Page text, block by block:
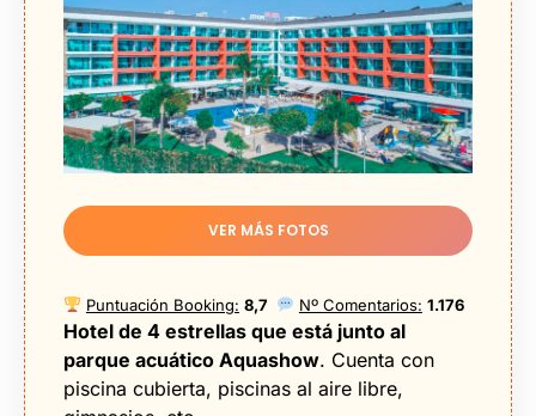
VER MÁS FOTOS
Puntuación Booking: 8,7 Nº Comentarios: 1.176
Hotel de 4 estrellas que está junto al
parque acuático Aquashow. Cuenta con
piscina cubierta, piscinas al aire libre,